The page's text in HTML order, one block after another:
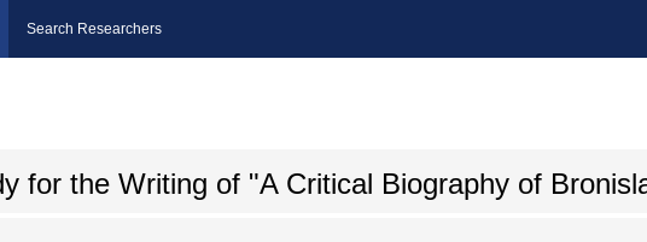
Search Researchers
for the Writing of "A Critical Biography of